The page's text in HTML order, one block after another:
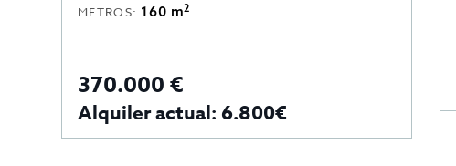
METROS: 160 m2
370.000 €
Alquiler actual: 6.800€